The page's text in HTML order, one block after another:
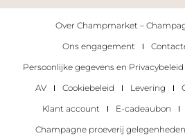
Over Champmarket –
Ons engagement
Persoonlijke gegevens en Privacybeleid
AV
Cookiebeleid Levering
Klant account
E-cadeaubon
Champagne proeverij gelegenheden